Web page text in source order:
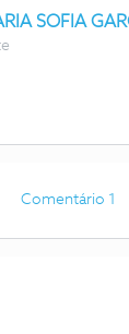
SOFIA
Comentário 1